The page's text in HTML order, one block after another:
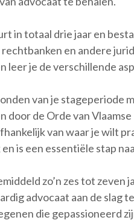
in totaal drie jaar en
en andere
leer je de verschillende
van je stageperiode
door de Orde van
van waar je wilt
is een essentiële stap
zo’n zes tot zeven
advocaat aan de slag
die gepassioneerd